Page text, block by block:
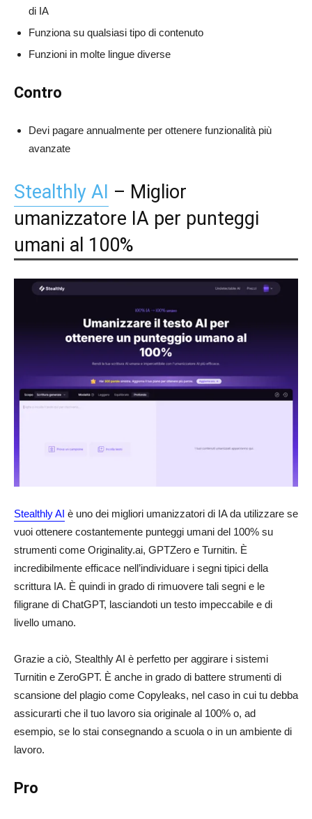
di IA
Funziona su qualsiasi tipo di contenuto
Funzioni in molte lingue diverse
Contro
Devi pagare annualmente per ottenere funzionalità più
avanzate
Stealthly AI – Miglior
umanizzatore IA per punteggi
umani al 100%
Stealthly AI è uno dei migliori umanizzatori di IA da utilizzare se
vuoi ottenere costantemente punteggi umani del 100% su
strumenti come Originality.ai, GPTZero e Turnitin. È
incredibilmente efficace nell’individuare i segni tipici della
scrittura IA. È quindi in grado di rimuovere tali segni e le
filigrane di ChatGPT, lasciandoti un testo impeccabile e di
livello umano.
Grazie a ciò, Stealthly AI è perfetto per aggirare i sistemi
Turnitin e ZeroGPT. È anche in grado di battere strumenti di
scansione del plagio come Copyleaks, nel caso in cui tu debba
assicurarti che il tuo lavoro sia originale al 100% o, ad
esempio, se lo stai consegnando a scuola o in un ambiente di
lavoro.
Pro